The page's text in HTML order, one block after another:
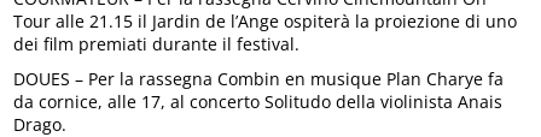
Tour alle 21.15 il Jardin de l’Ange ospiterà la proiezione di uno
dei film premiati durante il festival.
DOUES – Per la rassegna Combin en musique Plan Charye fa
da cornice, alle 17, al concerto Solitudo della violinista Anais
Drago.